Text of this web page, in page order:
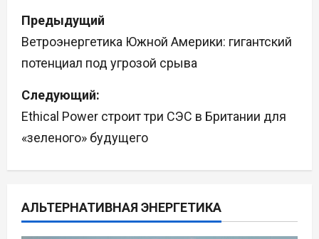
Н
а
в
и
г
и
Предыдущий
Ветроэнергетика Южной Америки: гигантский
потенциал под угрозой срыва
Следующий:
Ethical Power строит три СЭС в Британии для
«зеленого» будущего
АЛЬТЕРНАТИВНАЯ ЭНЕРГЕТИКА